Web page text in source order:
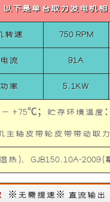
音
更
低，
能
稳
以下是单台取力发电机
转速 750 RPM
流 91A
率 5.1KW
— +75℃；贮存环境温
机主轴皮带轮皮带
热)、GJB150.10A-
※无需提速※ 直流输出